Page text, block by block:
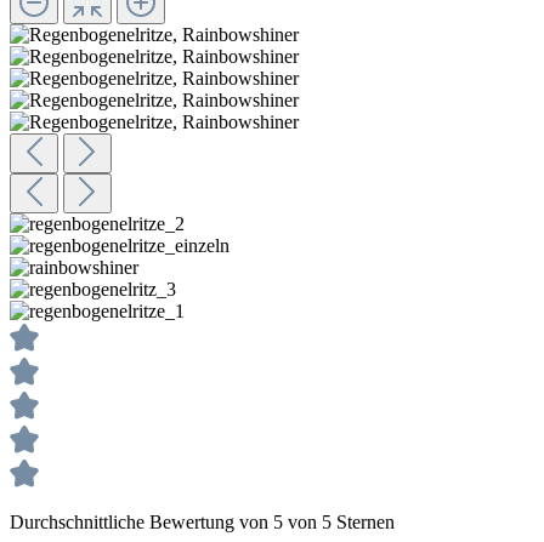
Durchschnittliche Bewertung von 5 von 5 Sternen